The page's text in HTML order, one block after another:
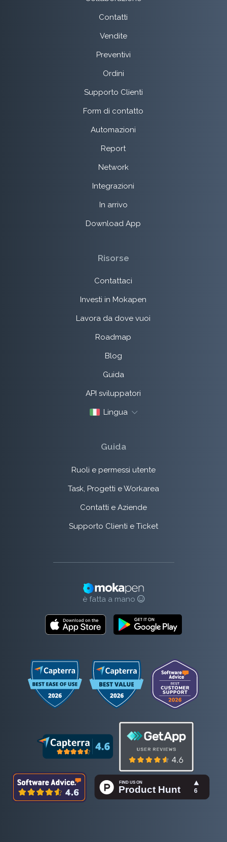
Contatti
Vendite
Preventivi
Ordini
Supporto Clienti
Form di contatto
Automazioni
Report
Network
Integrazioni
In arrivo
Download App
Risorse
Contattaci
Investi in Mokapen
Lavora da dove vuoi
Roadmap
Blog
Guida
API sviluppatori
Lingua
Guida
Ruoli e permessi utente
Task, Progetti e Workarea
Contatti e Aziende
Supporto Clienti e Ticket
è fatta a mano